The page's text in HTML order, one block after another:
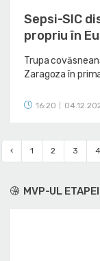
MVP-UL ETAPEI
Sepsi-SIC
propriu în
Trupa
Zaragoza în
16:20
‹ 1 2 3 4